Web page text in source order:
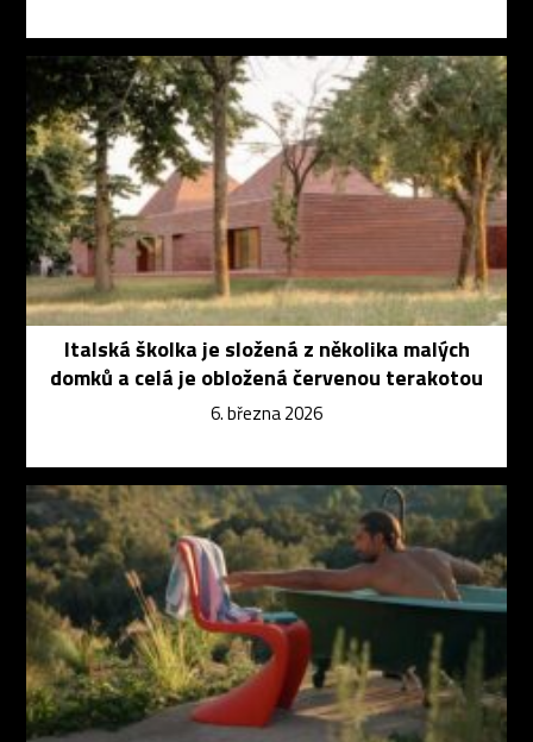
Italská školka je složená z několika malých
domků a celá je obložená červenou terakotou
6. března 2026